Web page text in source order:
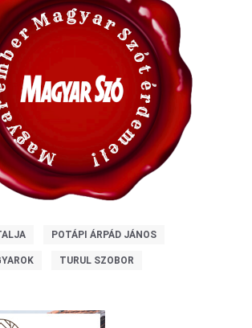
POTÁPI ÁRPÁD JÁNOS
TURUL SZOBOR